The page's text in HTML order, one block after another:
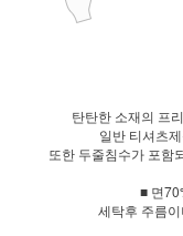
탄탄한 소재의 프
일반 티셔츠
또한 두줄침수가 포함
■ 면
세탁후 주름